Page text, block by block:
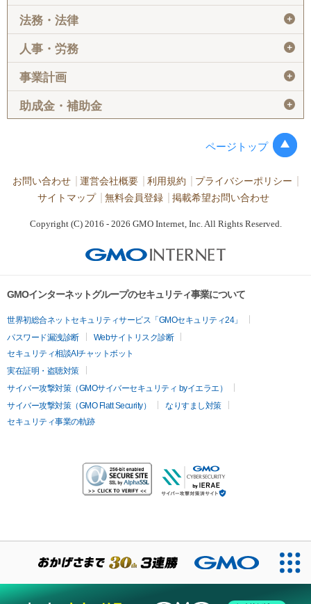
法務・法律 ＋
人事・労務 ＋
事業計画 ＋
助成金・補助金 ＋
ページトップ
お問い合わせ 運営会社概要 利用規約
プライバシーポリシー
サイトマップ
無料会員登録 掲載希望お問い合わせ
Copyright (C) 2016 - 2026 GMO Internet, Inc. All Rights Reserved.
GMOインターネットグループのセキュリティ事業について
世界初総合ネットセキュリティサービス「GMOセキュリティ24」
パスワード漏洩診断
Webサイトリスク診断
セキュリティ相談AIチャットボット
実在証明・盗聴対策
サイバー攻撃対策（GMOサイバーセキュリティ byイエラエ）
サイバー攻撃対策（GMO Flatt Security）
なりすまし対策
セキュリティ事業の軌跡